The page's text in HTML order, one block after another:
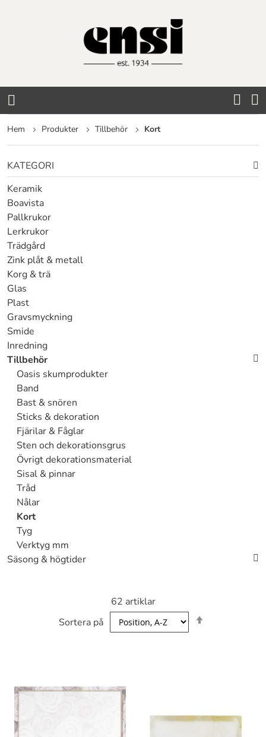
Hem Produkter Tillbehör Kort
62 artiklar
Sortera på
KATEGORI
Keramik
Boavista
Pallkrukor
Lerkrukor
Trädgård
Zink plåt & metall
Korg & trä
Glas
Plast
Gravsmyckning
Smide
Inredning
Tillbehör
Oasis skumprodukter
Band
Bast & snören
Sticks & dekoration
Fjärilar & Fåglar
Sten och dekorationsgrus
Övrigt dekorationsmaterial
Sisal & pinnar
Tråd
Nålar
Kort
Tyg
Verktyg mm
Säsong & högtider